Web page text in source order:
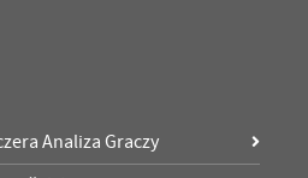
Analiza Graczy